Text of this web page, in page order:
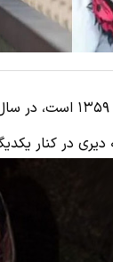
دیری در کنار